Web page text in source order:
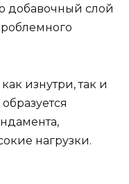
добавочный слой
изнутри, так и
нагрузки.